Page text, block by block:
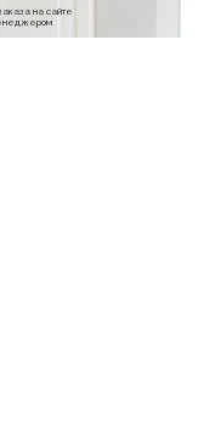
на сайте